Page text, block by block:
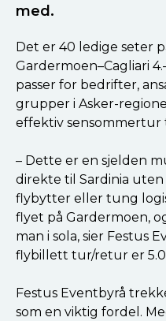
med.
Det er 40 ledige seter
Gardermoen–Cagliari
passer for bedrifter,
grupper i Asker-
effektiv sensommertur
– Dette er en sjelden
direkte til Sardinia
flybytter eller tung
flyet på Gardermoen,
man i sola, sier Festus
flybillett tur/retur er
Festus Eventbyrå
som en viktig fordel.